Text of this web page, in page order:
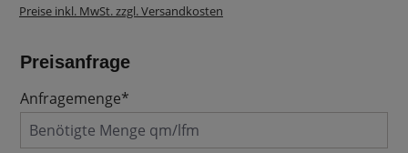
Preise inkl. MwSt. zzgl. Versandkosten
Preisanfrage
Anfragemenge*